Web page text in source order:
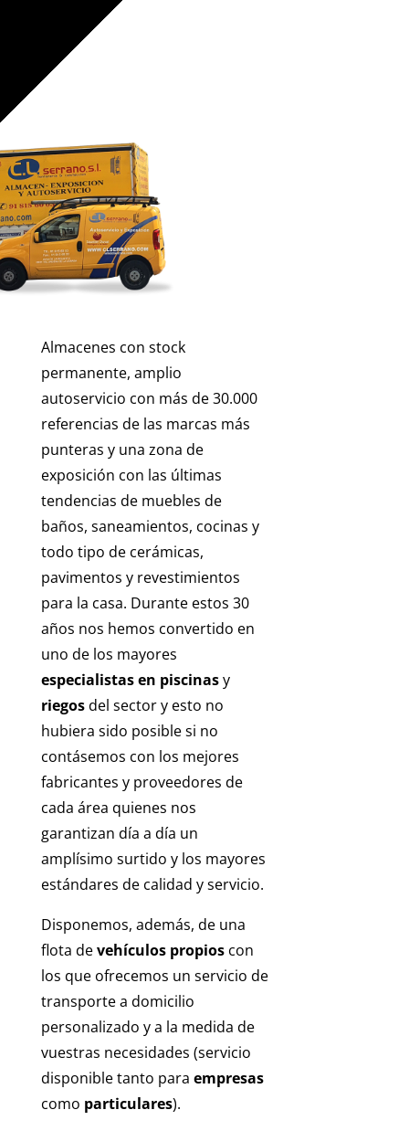
Almacenes con stock
permanente, amplio
autoservicio con más de 30.000
referencias de las marcas más
punteras y una zona de
exposición con las últimas
tendencias de muebles de
baños, saneamientos, cocinas y
todo tipo de cerámicas,
pavimentos y revestimientos
para la casa. Durante estos 30
años nos hemos convertido en
uno de los mayores
especialistas en piscinasy
riegosdel sector y esto no
hubiera sido posible si no
contásemos con los mejores
fabricantes y proveedores de
cada área quienes nos
garantizan día a día un
amplísimo surtido y los mayores
estándares de calidad y servicio.
Disponemos, además, de una
flota devehículos propioscon
los que ofrecemos un servicio de
transporte a domicilio
personalizado y a la medida de
vuestras necesidades (servicio
disponible tanto para empresas
como particulares).